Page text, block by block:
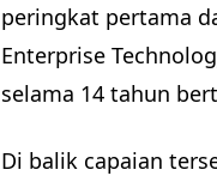
peringkat pertama
Enterprise
selama 14 tahun
Di balik capaian